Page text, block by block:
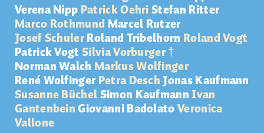
Verena NippPatrick OehriStefan Ritter
Marco Rothmund Marcel Rutzer
Josef SchulerRoland Tribelhorn Roland Vogt
Patrick VogtSilvia Vorburger †
Norman Walch Markus Wolfinger
René WolfingerPetra DeschJonas Kaufmann
Susanne BüchelSimon KaufmannIvan
GantenbeinGiovanniBadolatoVeronica
Vallone